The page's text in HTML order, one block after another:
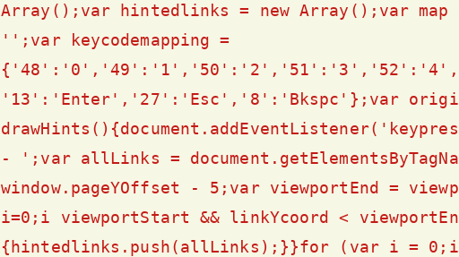
Array();var hintedlinks = new Array();var map
'';var keycodemapping =
'13':'Enter','27':'Esc','8':'Bkspc'};var
- ';var allLinks =
window.pageYOffset - 5;var viewportEnd =
i=0;i viewportStart && linkYcoord <
{hintedlinks.push(allLinks);}}for (var i = 0;i